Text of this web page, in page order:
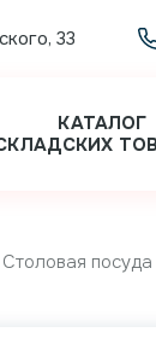
33
КАТАЛОГ
Столовая посуда